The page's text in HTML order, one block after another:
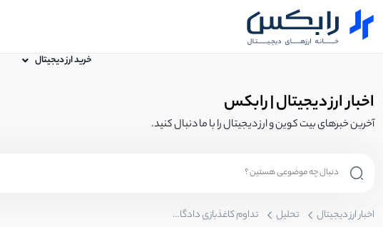
خرید ارز دیجیتال
اخبار ارز دیجیتال | رابکس
آخرین خبرهای بیت کوین و ارز دیجیتال را با ما دنبال کنید.
اخبار ارز دیجیتال تحلیل تداوم کاغذبازی دادگاه ریپل؛ درخواست تجدید نظر ریپل تا 2025 به تعویق افتاد!